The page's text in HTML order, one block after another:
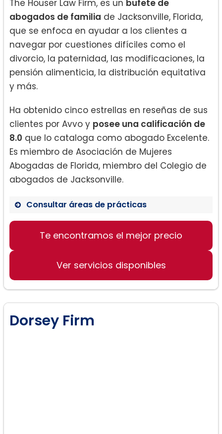
The Houser Law Firm, es un bufete de
abogados de familia de Jacksonville, Florida,
que se enfoca en ayudar a los clientes a
navegar por cuestiones difíciles como el
divorcio, la paternidad, las modificaciones, la
pensión alimenticia, la distribución equitativa
y más.
Ha obtenido cinco estrellas en reseñas de sus
clientes por Avvo y posee una calificación de
8.0 que lo cataloga como abogado Excelente.
Es miembro de Asociación de Mujeres
Abogadas de Florida, miembro del Colegio de
abogados de Jacksonville.
Consultar áreas de prácticas
Derecho de familia:
Divorcio:
Te encontramos el mejor precio
Ver servicios disponibles
Dorsey Firm